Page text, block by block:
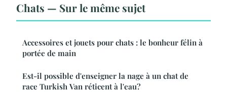
Chats — Sur le même sujet
Accessoires et jouets pour chats : le bonheur félin à
portée de main
Est-il possible d'enseigner la nage à un chat de
race Turkish Van réticent à l'eau?